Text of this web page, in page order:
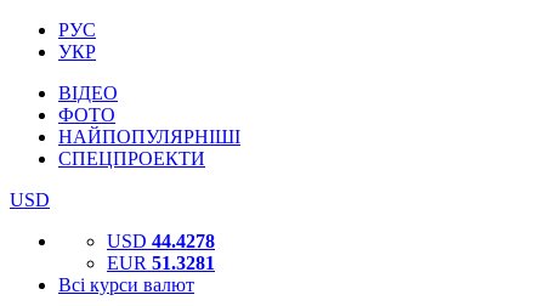
РУС
УКР
ВІДЕО
ФОТО
НАЙПОПУЛЯРНІШІ
СПЕЦПРОЕКТИ
USD
USD 44.4278
EUR 51.3281
Всі курси валют